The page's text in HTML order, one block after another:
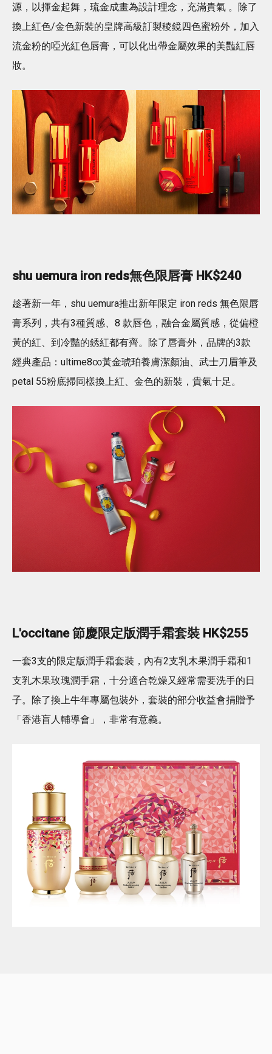
源，以揮金起舞，琉金成畫為設計理念，充滿貴氣 。除了
換上紅色/金色新裝的皇牌高級訂製稜鏡四色蜜粉外，加入
流金粉的啞光紅色唇膏，可以化出帶金屬效果的美豔紅唇
妝。
shu uemura iron reds無色限唇膏 HK$240
趁著新一年，shu uemura推出新年限定 iron reds 無色限唇
膏系列，共有3種質感、8 款唇色，融合金屬質感，從偏橙
黃的紅、到冷豔的銹紅都有齊。除了唇膏外，品牌的3款
經典產品：ultime8∞黃金琥珀養膚潔顏油、武士刀眉筆及
petal 55粉底掃同樣換上紅、金色的新裝，貴氣十足。
L'occitane 節慶限定版潤手霜套裝 HK$255
一套3支的限定版潤手霜套裝，內有2支乳木果潤手霜和1
支乳木果玫瑰潤手霜，十分適合乾燥又經常需要洗手的日
子。除了換上牛年專屬包裝外，套裝的部分收益會捐贈予
「香港盲人輔導會」，非常有意義。